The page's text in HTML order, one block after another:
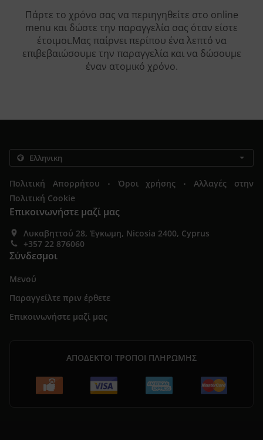
Πάρτε το χρόνο σας να περιηγηθείτε στο online
menu και δώστε την παραγγελία σας όταν είστε
έτοιμοι.Μας παίρνει περίπου ένα λεπτό να
επιβεβαιώσουμε την παραγγελία και να δώσουμε
έναν ατομικό χρόνο.
Πολιτική Απορρήτου . Όροι χρήσης .
Αλλαγές στην
Πολιτική Cookie
Επικοινωνήστε μαζί μας
Λυκαβηττού 28, Έγκωμη, Nicosia 2400, Cyprus
+357 22 876060
Σύνδεσμοι
Μενού
Παραγγείλτε πριν έρθετε
Επικοινωνήστε μαζί μας
ΑΠΟΔΕΚΤΟΊ ΤΡΌΠΟΙ ΠΛΗΡΩΜΉΣ